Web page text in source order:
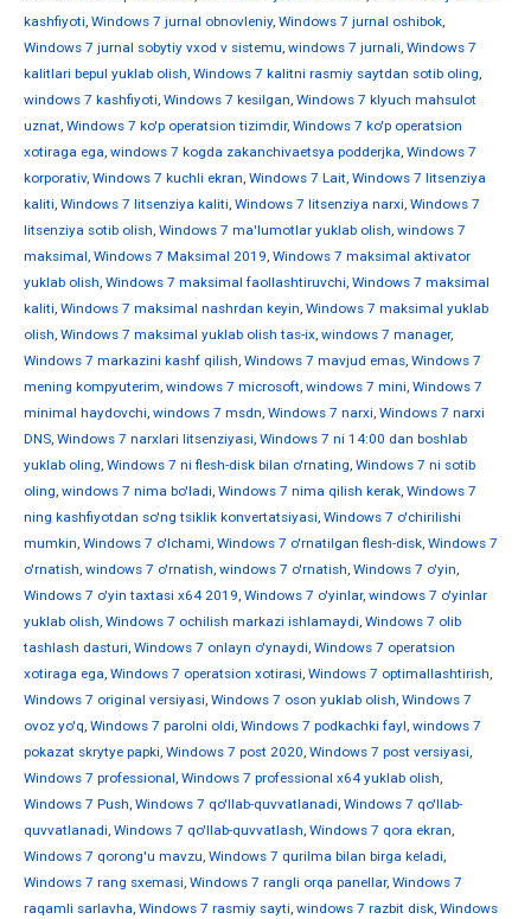
kashfiyoti, Windows 7 jurnal obnovleniy, Windows 7 jurnal oshibok,
Windows 7 jurnal sobytiy vxod v sistemu, windows 7 jurnali, Windows 7
kalitlari bepul yuklab olish, Windows 7 kalitni rasmiy saytdan sotib oling,
windows 7 kashfiyoti, Windows 7 kesilgan, Windows 7 klyuch mahsulot
uznat, Windows 7 ko'p operatsion tizimdir, Windows 7 ko'p operatsion
xotiraga ega, windows 7 kogda zakanchivaetsya podderjka, Windows 7
korporativ, Windows 7 kuchli ekran, Windows 7 Lait, Windows 7 litsenziya
kaliti, Windows 7 litsenziya kaliti, Windows 7 litsenziya narxi, Windows 7
litsenziya sotib olish, Windows 7 ma'lumotlar yuklab olish, windows 7
maksimal, Windows 7 Maksimal 2019, Windows 7 maksimal aktivator
yuklab olish, Windows 7 maksimal faollashtiruvchi, Windows 7 maksimal
kaliti, Windows 7 maksimal nashrdan keyin, Windows 7 maksimal yuklab
olish, Windows 7 maksimal yuklab olish tas-ix, windows 7 manager,
Windows 7 markazini kashf qilish, Windows 7 mavjud emas, Windows 7
mening kompyuterim, windows 7 microsoft, windows 7 mini, Windows 7
minimal haydovchi, windows 7 msdn, Windows 7 narxi, Windows 7 narxi
DNS, Windows 7 narxlari litsenziyasi, Windows 7 ni 14:00 dan boshlab
yuklab oling, Windows 7 ni flesh-disk bilan o'rnating, Windows 7 ni sotib
oling, windows 7 nima bo'ladi, Windows 7 nima qilish kerak, Windows 7
ning kashfiyotdan so'ng tsiklik konvertatsiyasi, Windows 7 o'chirilishi
mumkin, Windows 7 o'lchami, Windows 7 o'rnatilgan flesh-disk, Windows 7
o'rnatish, windows 7 o'rnatish, windows 7 o'rnatish, Windows 7 o'yin,
Windows 7 o'yin taxtasi x64 2019, Windows 7 o'yinlar, windows 7 o'yinlar
yuklab olish, Windows 7 ochilish markazi ishlamaydi, Windows 7 olib
tashlash dasturi, Windows 7 onlayn o'ynaydi, Windows 7 operatsion
xotiraga ega, Windows 7 operatsion xotirasi, Windows 7 optimallashtirish,
Windows 7 original versiyasi, Windows 7 oson yuklab olish, Windows 7
ovoz yo'q, Windows 7 parolni oldi, Windows 7 podkachki fayl, windows 7
pokazat skrytye papki, Windows 7 post 2020, Windows 7 post versiyasi,
Windows 7 professional, Windows 7 professional x64 yuklab olish,
Windows 7 Push, Windows 7 qo'llab-quvvatlanadi, Windows 7 qo'llab-
quvvatlanadi, Windows 7 qo'llab-quvvatlash, Windows 7 qora ekran,
Windows 7 qorong'u mavzu, Windows 7 qurilma bilan birga keladi,
Windows 7 rang sxemasi, Windows 7 rangli orqa panellar, Windows 7
raqamli sarlavha, Windows 7 rasmiy sayti, windows 7 razbit disk, Windows